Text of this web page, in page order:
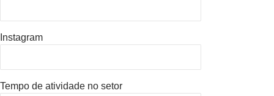
Instagram
Tempo de atividade no setor